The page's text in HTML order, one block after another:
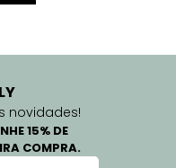
novidades!
15% DE
COMPRA.